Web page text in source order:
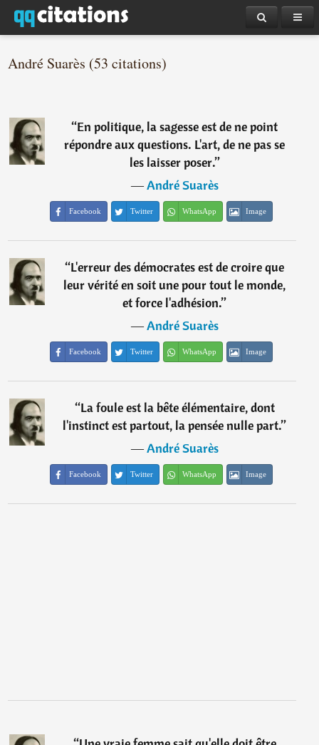
André Suarès (53 citations)
“En politique, la sagesse est de ne point
répondre aux questions. L'art, de ne pas se
les laisser poser.”
―André Suarès
Facebook Twitter WhatsApp Image
“L'erreur des démocrates est de croire que
leur vérité en soit une pour tout le monde,
et force l'adhésion.”
―André Suarès
Facebook Twitter WhatsApp Image
“La foule est la bête élémentaire, dont
l'instinct est partout, la pensée nulle part.”
―André Suarès
Facebook Twitter WhatsApp Image